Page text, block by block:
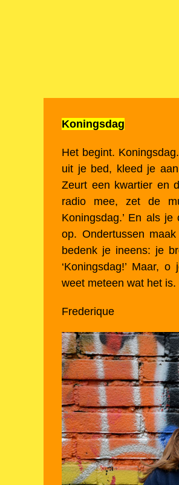
Koningsdag
Het begint.
uit je bed, kleed je
Zeurt een kwartier en
radio mee, zet de
Koningsdag.’ En als
op. Ondertussen
bedenk je ineens: je
‘Koningsdag!’ Maar,
weet meteen wat het
Frederique